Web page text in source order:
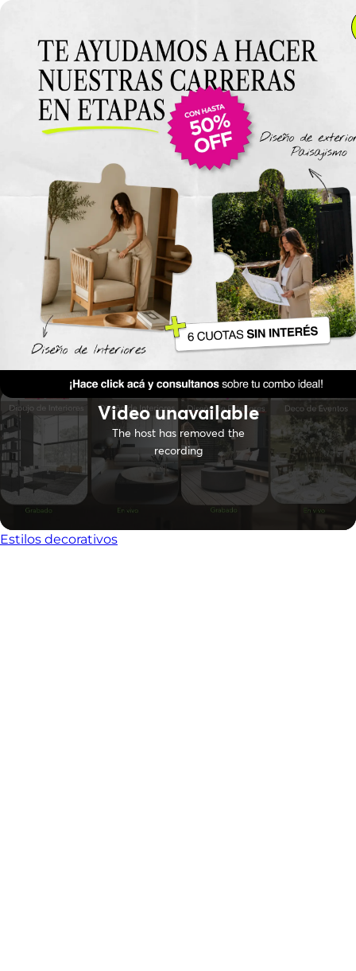
Anterior Clase
Clase 15
Materiales
Estilos decorativos